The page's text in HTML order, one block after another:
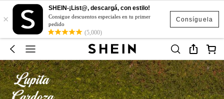
Consíguela
×
SHEIN-¡List@, descargá, con estilo!
Consigue descuentos especiales en tu primer
pedido
(5,000)